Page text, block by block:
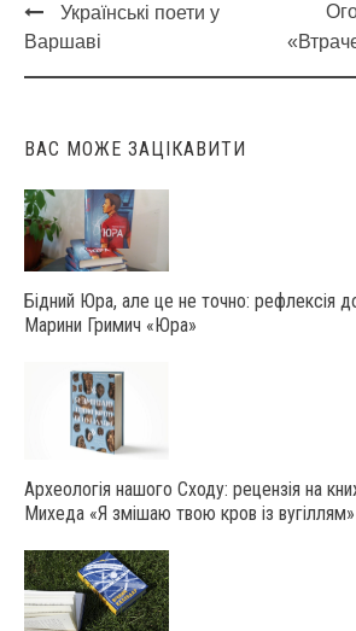
Post
navigation
Українські поети у
Варшаві
ВАС МОЖЕ ЗАЦІКАВИТИ
Бідний Юра, але це не точно: рефлексія
Марини Гримич «Юра»
Археологія нашого Сходу: рецензія на
Михеда «Я змішаю твою кров із вугіллям»